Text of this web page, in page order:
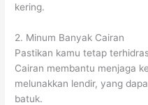
kering.
2. Minum Banyak Cairan
Pastikan kamu tetap
Cairan membantu menjaga
melunakkan lendir, yang
batuk.